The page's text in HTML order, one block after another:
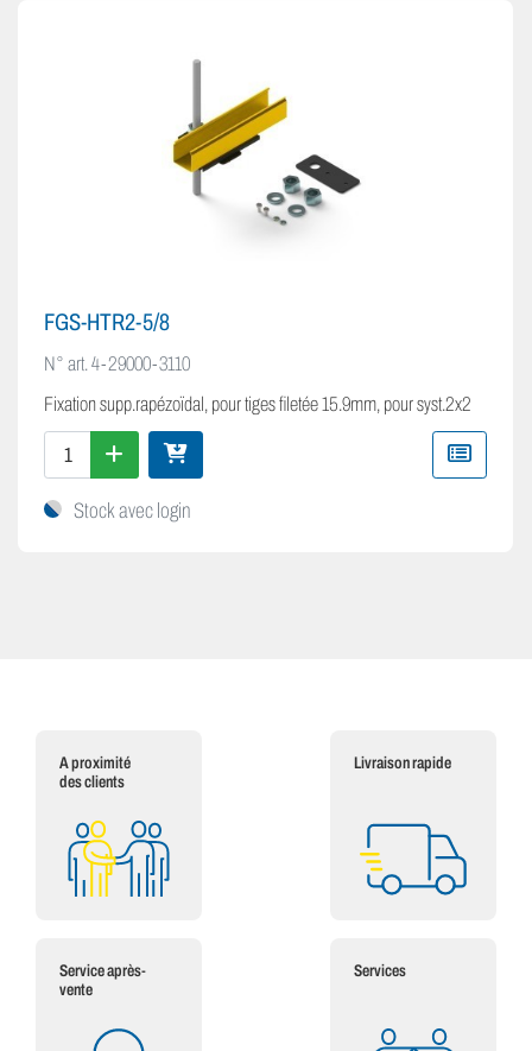
FGS-HTR2-5/8
N° art.4-29000-3110
Fixation supp.rapézoïdal, pour tiges filetée 15.9mm, pour syst.2x2
Stock avec login
A proximité
des clients
Livraison rapide
Service après-
vente
Services